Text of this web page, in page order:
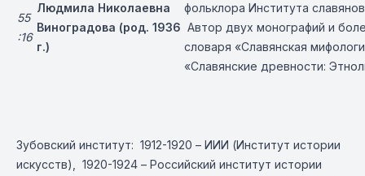
55
:16
Людмила Николаевна
Виноградова (род. 1936
г.)
фольклора Института
Автор двух монографий и
словаря «Славянская
«Славянские древности:
Зубовский институт: 1912-1920 – ИИИ (Институт истории
искусств), 1920-1924 – Российский институт истории